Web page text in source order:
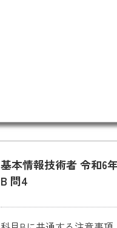
基本情報技術者 令和6
B 問4